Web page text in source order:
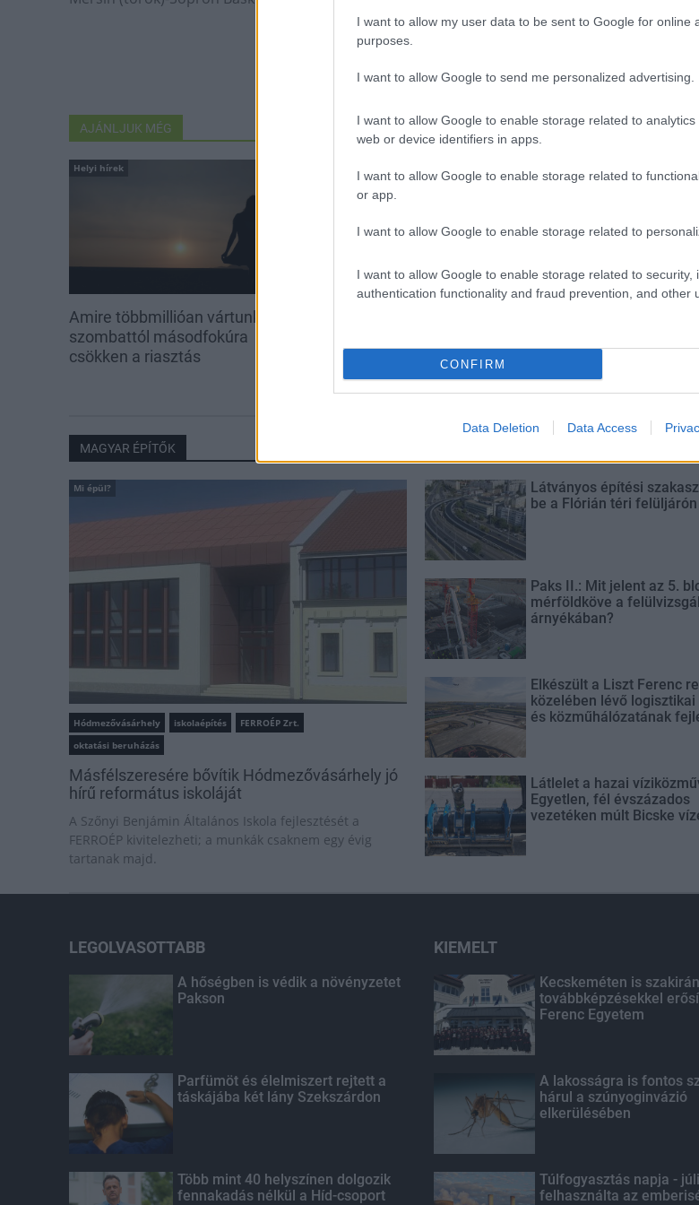
I want to allow my user data to be sent to Google for online
purposes.
I want to allow Google to send me personalized advertising.
I want to allow Google to enable storage related to analytics
web or device identifiers in apps.
I want to allow Google to enable storage related to
or app.
I want to allow Google to enable storage related to
I want to allow Google to enable storage related to security,
authentication functionality and fraud prevention, and other
CONFIRM
Data Deletion Data Access
AJÁNLJUK MÉG
Helyi hírek
Amire többmillióan vártunk:
szombattól másodfokúra
csökken a riasztás
iskolakezdéshez
MAGYAR ÉPÍTŐK
Mi épül?
Hódmezővásárhely iskolaépítés
FERROÉP Zrt.
oktatási beruházás
Másfélszeresére bővítik Hódmezővásárhely jó
hírű református iskoláját
A Szőnyi Benjámin Általános Iskola fejlesztését a
FERROÉP kivitelezheti; a munkák csaknem egy évig
tartanak majd.
Látványos építési
be a Flórián téri felüljárón
Paks II.: Mit jelent az 5.
mérföldköve a
árnyékában?
Elkészült a Liszt Ferenc
közelében lévő logisztikai
és közműhálózatának
Látlelet a hazai
Egyetlen, fél évszázados
vezetéken múlt Bicske
LEGOLVASOTTABB
A hőségben is védik a növényzetet
Pakson
Parfümöt és élelmiszert rejtett a
táskájába két lány Szekszárdon
Több mint 40 helyszínen dolgozik
fennakadás nélkül a Híd-csoport
KIEMELT
Kecskeméten is
továbbképzésekkel
Ferenc Egyetem
A lakosságra is fontos
hárul a szúnyoginvázió
elkerülésében
Túlfogyasztás napja -
felhasználta az